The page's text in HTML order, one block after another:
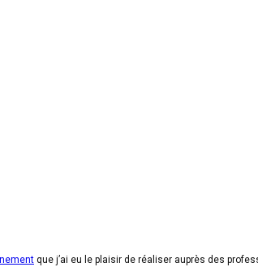
que j’ai eu le plaisir de réaliser auprès des